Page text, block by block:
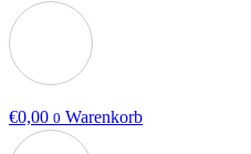
€0,00 0 Warenkorb